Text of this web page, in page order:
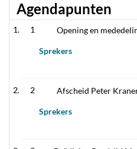
Agendapunten
1 Opening en
Sprekers
2 Afscheid Peter
Sprekers